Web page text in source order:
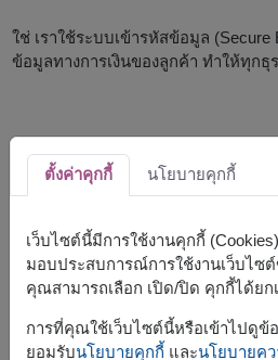
ใช่ เราใช้ระบบเข้ารหัสข้อมูล (Secure
ข้อมูลทางการเงินของลูกค้า ทำให้ทุก
ลูกค้าต่างประเทศ
สามารถชำระเงินจากต่างประเทศได้ห
ได้ ลูกค้าจากต่างประเทศสามารถใช้
ชำระเงินออนไลน์ เพื่อสั่งดอกไม้ในปร
ตั้งค่าคุกกี้ นโยบายคุกกี้
เว็บไซต์นี้มีการใช้งานคุกกี้
มอบประสบการณ์การใช้งานเว็บไซ
คุณสามารถเลือก เปิด/ปิด คุกกี้ได้ย
การที่คุณใช้เว็บไซต์นี้หรือเข้าไปดูข้
ยอมรับนโยบายคุกกี้ และนโยบายค